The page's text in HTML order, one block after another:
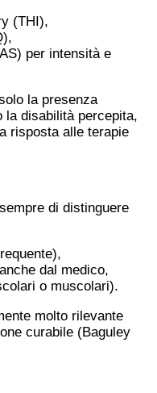
(THI),
per intensità e
la presenza
la disabilità percepita,
risposta alle terapie
di distinguere
dal medico,
o muscolari).
molto rilevante
curabile (Baguley